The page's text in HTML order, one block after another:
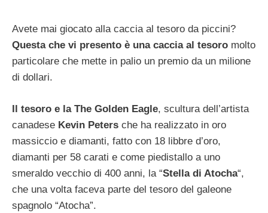
Avete mai giocato alla caccia al tesoro da piccini?
Questa che vi presento è una caccia al tesoro molto
particolare che mette in palio un premio da un milione
di dollari.
Il tesoro e la The Golden Eagle, scultura dell’artista
canadese Kevin Peters che ha realizzato in oro
massiccio e diamanti, fatto con 18 libbre d’oro,
diamanti per 58 carati e come piedistallo a uno
smeraldo vecchio di 400 anni, la “Stella di Atocha“,
che una volta faceva parte del tesoro del galeone
spagnolo “Atocha”.